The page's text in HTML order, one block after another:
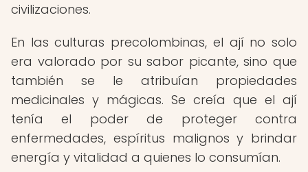
civilizaciones.
En las culturas precolombinas, el ají no solo
era valorado por su sabor picante, sino que
también se le atribuían propiedades
medicinales y mágicas. Se creía que el ají
tenía el poder de proteger contra
enfermedades, espíritus malignos y brindar
energía y vitalidad a quienes lo consumían.